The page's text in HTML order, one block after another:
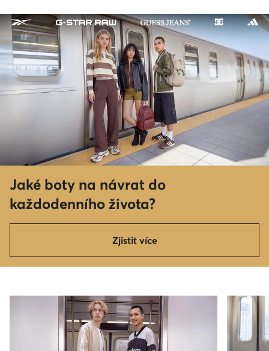
Jaké boty na návrat do
každodenního života?
Zjistit více